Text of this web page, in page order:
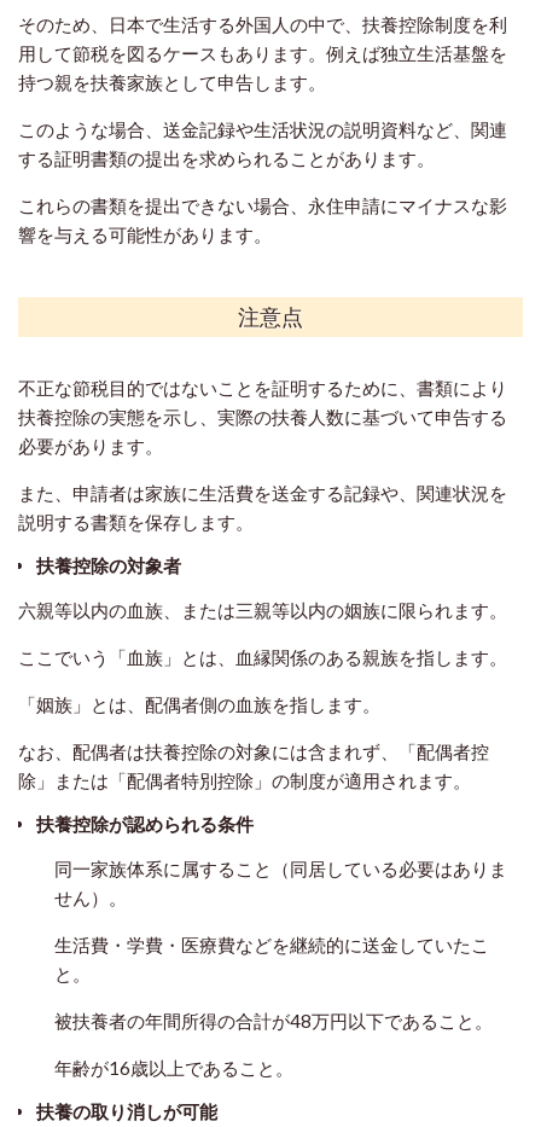
そのため、日本で生活する外国人の中で、 扶養控除制度を利
用して節税を図るケースもあります。例えば独立生活基盤を
持つ親を扶養家族として申告します。
このような場合、送金記録や生活状況の説明資料など、関連
する証明書類の提出を求められることがあります。
これらの書類を提出できない場合、永住申請にマイナスな影
響を与える可能性があります。
注意点
不正な節税目的ではないことを証明するために、書類により
扶養控除の実態を示し、実際の扶養人数に基づいて申告する
必要があります。
また、申請者は家族に生活費を送金する記録や、関連状況を
説明する書類を保存します。
扶養控除の対象者
六親等以内の血族、または三親等以内の姻族に限られます。
ここでいう「血族」とは、血縁関係のある親族を指します。
「姻族」とは、配偶者側の血族を指します。
なお、配偶者は扶養控除の対象には含まれず、「配偶者控
除」または「配偶者特別控除」の制度が適用されます。
扶養控除が認められる条件
同一家族体系に属すること（同居している必要はありま
せん）。
生活費・学費・医療費などを継続的に送金していたこ
と。
被扶養者の年間所得の合計が48万円以下であること。
年齢が16歳以上であること。
扶養の取り消しが可能